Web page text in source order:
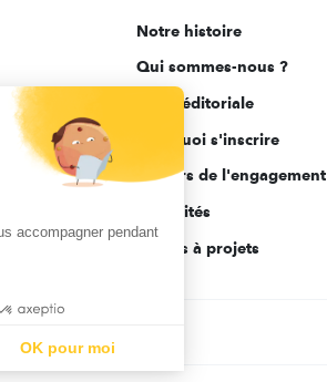
Notre histoire
Qui sommes-nous ?
Ligne éditoriale
Pourquoi s'inscrire
Acteurs de l'engagement
Actualités
Appels à projets
accompagner pendant
OK pour moi